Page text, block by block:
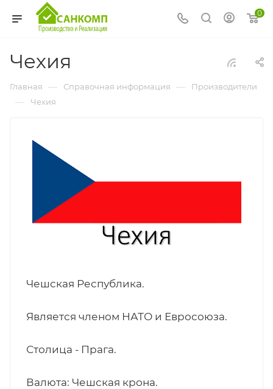
0
Чехия
Главная — Справочная информация — Производители
— Чехия
Чешская Республика.
Является членом НАТО и Евросоюза.
Столица - Прага.
Валюта: Чешская крона.